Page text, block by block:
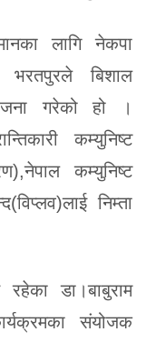
लागि नेकपा
बिशाल
गरेको हो ।
कम्युनिष्ट
कम्युनिष्ट
निम्ता
रहेका डा।बाबुराम
संयोजक